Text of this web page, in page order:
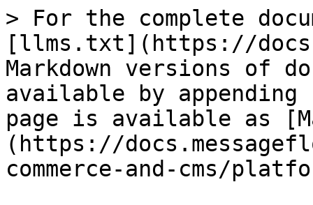
> For the complete
[llms.txt](https://
Markdown versions of
available by
page is available as
(https://
commerce-and-cms/